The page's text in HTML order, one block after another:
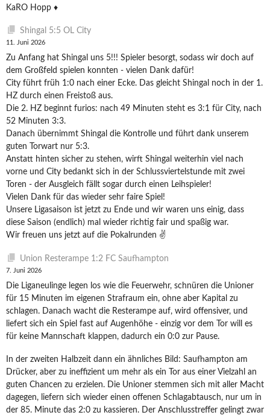
KaRO Hopp ♦️
Shingal 5:5 OL City
11. Juni 2026
Zu Anfang hat Shingal uns 5!!! Spieler besorgt, sodass wir doch auf
dem Großfeld spielen konnten - vielen Dank dafür!
City führt früh 1:0 nach einer Ecke. Das gleicht Shingal noch in der 1.
HZ durch einen Freistoß aus.
Die 2. HZ beginnt furios: nach 49 Minuten steht es 3:1 für City, nach
52 Minuten 3:3.
Danach übernimmt Shingal die Kontrolle und führt dank unserem
guten Torwart nur 5:3.
Anstatt hinten sicher zu stehen, wirft Shingal weiterhin viel nach
vorne und City bedankt sich in der Schlussviertelstunde mit zwei
Toren - der Ausgleich fällt sogar durch einen Leihspieler!
Vielen Dank für das wieder sehr faire Spiel!
Unsere Ligasaison ist jetzt zu Ende und wir waren uns einig, dass
diese Saison (endlich) mal wieder richtig fair und spaßig war.
Wir freuen uns jetzt auf die Pokalrunden ✌️
Union Resterampe 1:2 FC Saufhampton
7. Juni 2026
Die Liganeulinge legen los wie die Feuerwehr, schnüren die Unioner
für 15 Minuten im eigenen Strafraum ein, ohne aber Kapital zu
schlagen. Danach wacht die Resterampe auf, wird offensiver, und
liefert sich ein Spiel fast auf Augenhöhe - einzig vor dem Tor will es
für keine Mannschaft klappen, dadurch ein 0:0 zur Pause.
In der zweiten Halbzeit dann ein ähnliches Bild: Saufhampton am
Drücker, aber zu ineffizient um mehr als ein Tor aus einer Vielzahl an
guten Chancen zu erzielen. Die Unioner stemmen sich mit aller Macht
dagegen, liefern sich wieder einen offenen Schlagabtausch, nur um in
der 85. Minute das 2:0 zu kassieren. Der Anschlusstreffer gelingt zwar